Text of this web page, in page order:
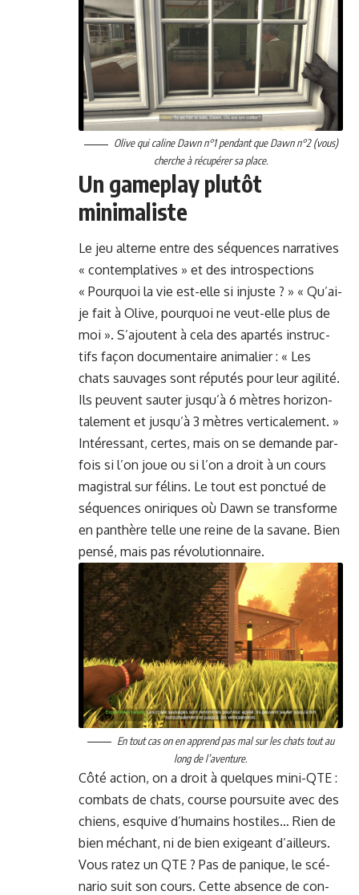
Olive qui caline Dawn n°1 pen­dant que Dawn n°2 (vous)
cherche à récupér­er sa place.
Un gameplay plutôt
minimaliste
Le jeu alterne entre des séquences nar­ra­tives
« con­tem­pla­tives » et des intro­spec­tions
« Pourquoi la vie est-elle si injuste ? » « Qu’ai-
je fait à Olive, pourquoi ne veut-elle plus de
moi ». S’a­joutent à cela des apartés instruc­
tifs façon doc­u­men­taire ani­malier : « Les
chats sauvages sont réputés pour leur agilité.
Ils peu­vent sauter jusqu’à 6 mètres hor­i­zon­
tale­ment et jusqu’à 3 mètres ver­ti­cale­ment. »
Intéres­sant, certes, mais on se demande par­
fois si l’on joue ou si l’on a droit à un cours
magis­tral sur félins. Le tout est ponc­tué de
séquences oniriques où Dawn se trans­forme
en pan­thère telle une reine de la savane. Bien
pen­sé, mais pas révolutionnaire.
En tout cas on en apprend pas mal sur les chats tout au
long de l’aventure.
Côté action, on a droit à quelques mini-QTE :
com­bats de chats, course pour­suite avec des
chiens, esquive d’humains hos­tiles… Rien de
bien méchant, ni de bien exigeant d’ailleurs.
Vous ratez un QTE ? Pas de panique, le scé­
nario suit son cours. Cette absence de con­